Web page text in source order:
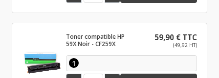
Toner compatible HP
59X Noir - CF259X
59,90 € TTC
(49,92 HT)
1